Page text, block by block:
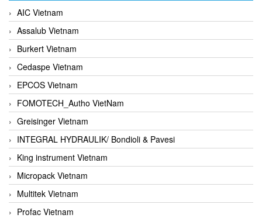
AIC Vietnam
Assalub Vietnam
Burkert Vietnam
Cedaspe Vietnam
EPCOS Vietnam
FOMOTECH_Autho VietNam
Greisinger Vietnam
INTEGRAL HYDRAULIK/ Bondioli & Pavesi
King instrument Vietnam
Micropack Vietnam
Multitek Vietnam
Profac Vietnam